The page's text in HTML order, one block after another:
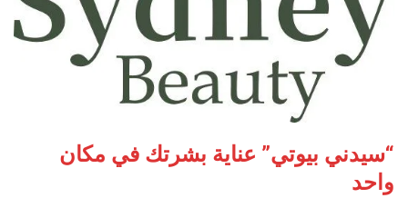
“سيدني بيوتي” عناية بشرتك في مكان
واحد